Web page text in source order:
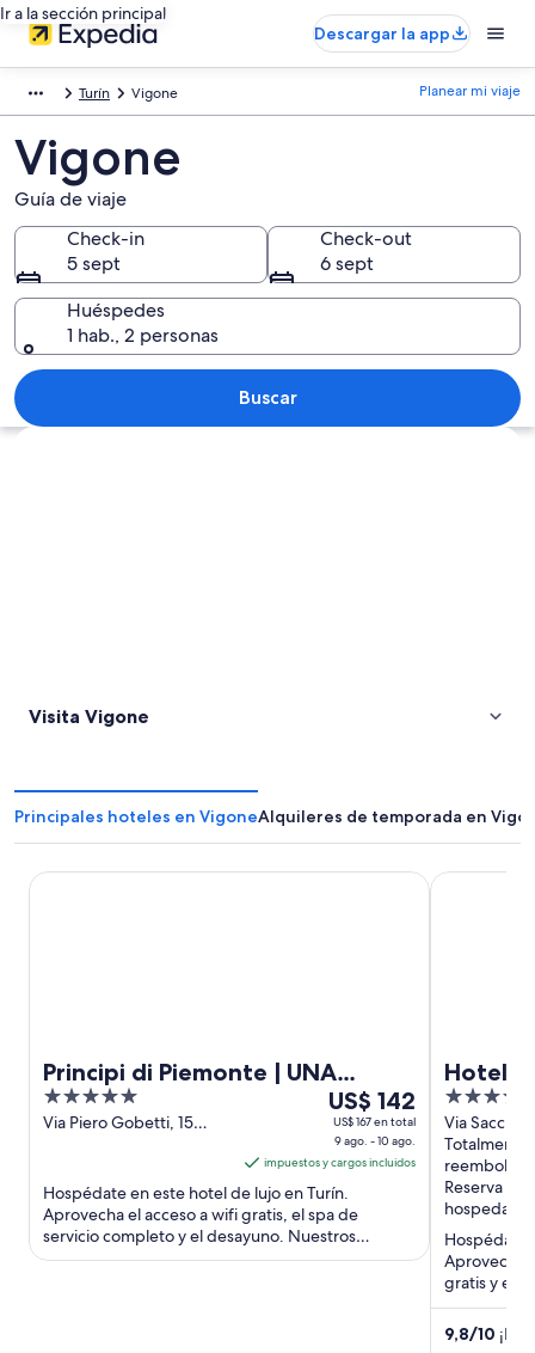
Ir a la sección principal
Descargar la app
Turín Vigone Planear mi viaje
Vigone
Guía de viaje
Check-in
5 sept
Check-out
6 sept
Huéspedes
1 hab., 2 personas
Buscar
Ver mapa
Visita Vigone
Principales hoteles en VigoneAlquileres de temporada en
Principi di Piemonte | UNA
Esperienze | Preferred Hotels
and Resorts
5
out
Via Piero Gobetti, 15
Del
9
ago
al
10
ago,
el
US$ 142
US$ 167 en total
9 ago. - 10 ago.
impuestos y cargos incluidos
Hospédate en este hotel de lujo en Turín.
Aprovecha el acceso a wifi gratis, el spa de
servicio completo y el desayuno. Nuestros
huéspedes destacan la atención ...
Principi di Piemonte | UNA Esperienze | Preferred Hotels
Hotel
4
out
of
5
Via Sacchi
Totalmente
Reserva
hospedarte
Hospédate
Aprovecha
gratis y el
huéspedes
9,8/10
Hotel Turin